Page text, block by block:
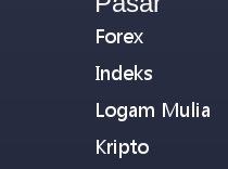
Forex
Indeks
Logam Mulia
Kripto